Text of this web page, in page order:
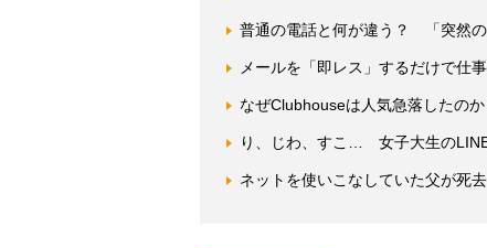
普通の電話と何が違う？ 「突然
メールを「即レス」するだけで仕
なぜClubhouseは人気急落したの
り、じわ、すこ… 女子大生の
ネットを使いこなしていた父が死